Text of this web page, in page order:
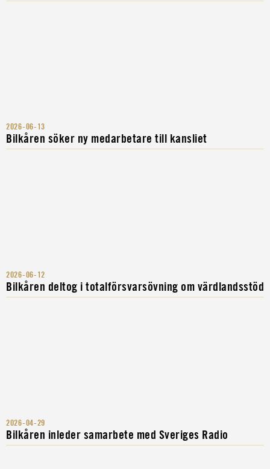
2026-06-13
Bilkåren söker ny medarbetare till kansliet
2026-06-12
Bilkåren deltog i totalförsvarsövning om värdlandsstöd
2026-04-29
Bilkåren inleder samarbete med Sveriges Radio